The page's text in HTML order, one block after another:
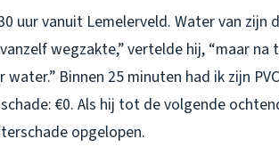
uur vanuit Lemelerveld. Water van zijn
wegzakte,” vertelde hij, “maar
Binnen 25 minuten had ik zijn
€0. Als hij tot de volgende
opgelopen.